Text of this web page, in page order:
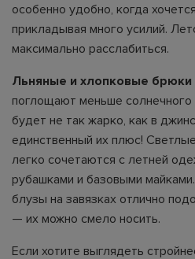
особенно удобно, когда
прикладывая много усилий.
максимально расслабиться.
Льняные и хлопковые брюки
поглощают меньше солнечного
будет не так жарко, как в
единственный их плюс!
легко сочетаются с летней
рубашками и базовыми
блузы на завязках отлично
— их можно смело носить.
Если хотите выглядеть